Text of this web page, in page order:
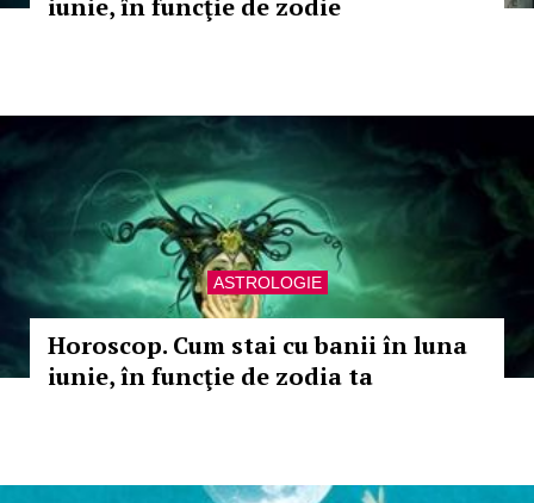
iunie, în funcţie de zodie
ASTROLOGIE
Horoscop. Cum stai cu banii în luna
iunie, în funcţie de zodia ta